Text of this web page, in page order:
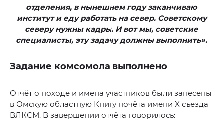
отделения, в нынешнем году заканчиваю
институт и еду работать на север. Советскому
северу нужны кадры. И вот мы, советские
специалисты, эту задачу должны выполнить».
Задание комсомола выполнено
Отчёт о походе и имена участников были занесены
в Омскую областную Книгу почёта имени X съезда
ВЛКСМ. В завершении отчёта говорилось: